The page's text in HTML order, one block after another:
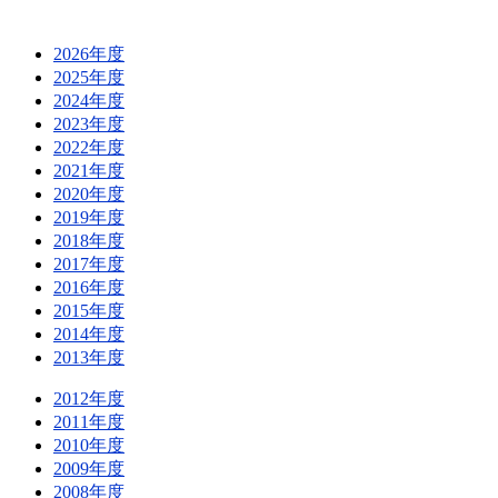
2026年度
2025年度
2024年度
2023年度
2022年度
2021年度
2020年度
2019年度
2018年度
2017年度
2016年度
2015年度
2014年度
2013年度
2012年度
2011年度
2010年度
2009年度
2008年度